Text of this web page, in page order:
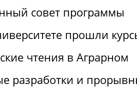
совет программы
прошли
чтения в Аграрном
разработки и